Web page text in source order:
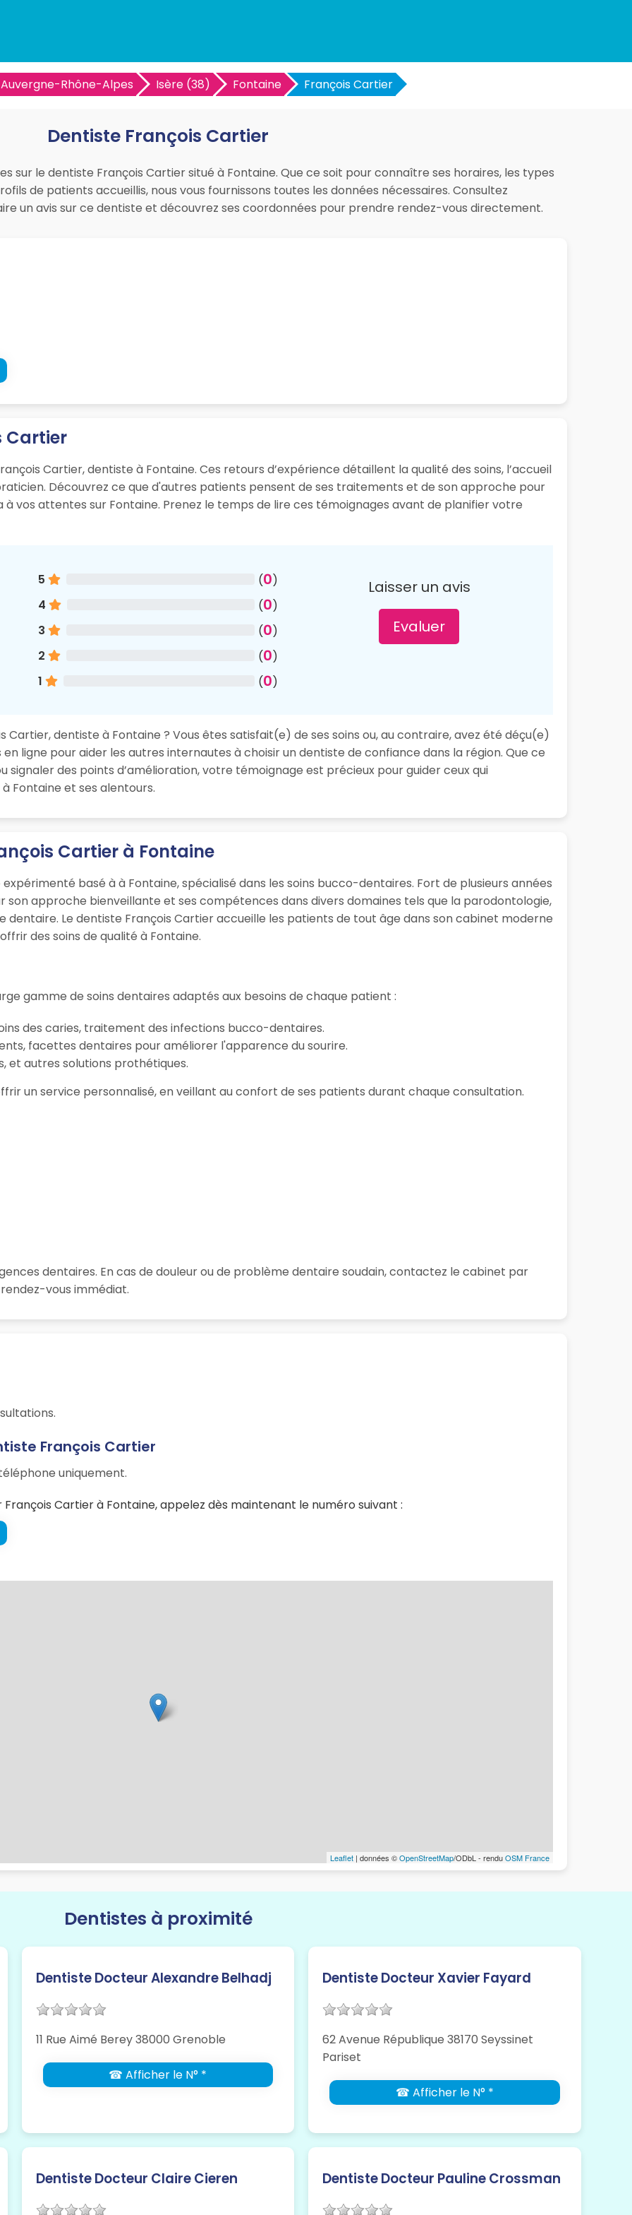
Auvergne-Rhône-Alpes Isère (38) Fontaine François Cartier
Dentiste François Cartier
sur le dentiste François Cartier situé à Fontaine. Que ce soit pour connaître ses horaires, les types
de patients accueillis, nous vous fournissons toutes les données nécessaires. Consultez
un avis sur ce dentiste et découvrez ses coordonnées pour prendre rendez-vous directement.
Cartier
Cartier, dentiste à Fontaine. Ces retours d’expérience détaillent la qualité des soins, l’accueil
Découvrez ce que d'autres patients pensent de ses traitements et de son approche pour
vos attentes sur Fontaine. Prenez le temps de lire ces témoignages avant de planifier votre
5 (0)
4
(0)
3
(0)
2
(0)
1
(0)
Laisser un avis
Evaluer
Cartier, dentiste à Fontaine ? Vous êtes satisfait(e) de ses soins ou, au contraire, avez été déçu(e)
ligne pour aider les autres internautes à choisir un dentiste de confiance dans la région. Que ce
des points d’amélioration, votre témoignage est précieux pour guider ceux qui
Fontaine et ses alentours.
Cartier à Fontaine
basé à à Fontaine, spécialisé dans les soins bucco-dentaires. Fort de plusieurs années
approche bienveillante et ses compétences dans divers domaines tels que la parodontologie,
dentaire. Le dentiste François Cartier accueille les patients de tout âge dans son cabinet moderne
des soins de qualité à Fontaine.
gamme de soins dentaires adaptés aux besoins de chaque patient :
des caries, traitement des infections bucco-dentaires.
facettes dentaires pour améliorer l'apparence du sourire.
et autres solutions prothétiques.
un service personnalisé, en veillant au confort de ses patients durant chaque consultation.
dentaires. En cas de douleur ou de problème dentaire soudain, contactez le cabinet par
vous immédiat.
François Cartier
uniquement.
Cartier à Fontaine, appelez dès maintenant le numéro suivant :
Leaflet | données ©OpenStreetMap/ODbL - renduOSM France
Dentistes à proximité
Dentiste Docteur Alexandre Belhadj
11 Rue Aimé Berey 38000 Grenoble
☎ Afficher le N° *
Dentiste Docteur Xavier Fayard
62 Avenue République 38170 Seyssinet
Pariset
☎ Afficher le N° *
Dentiste Docteur Claire Cieren Dentiste Docteur Pauline Crossman